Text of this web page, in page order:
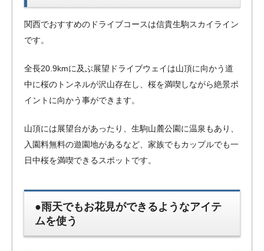
関西でおすすめのドライブコースは信貴生駒スカイライン
です。
全長20.9kmに及ぶ展望ドライブウェイは山頂に向かう道
中に桜のトンネルが沢山存在し、桜を満喫しながら絶景ポ
イントに向かう事ができます。
山頂には展望台があったり、生駒山麓公園に温泉もあり、
入園料無料の遊園地があるなど、家族でもカップルでも一
日中桜を満喫できるスポットです。
●雨天でもお花見ができるようなアイテ
ムを使う